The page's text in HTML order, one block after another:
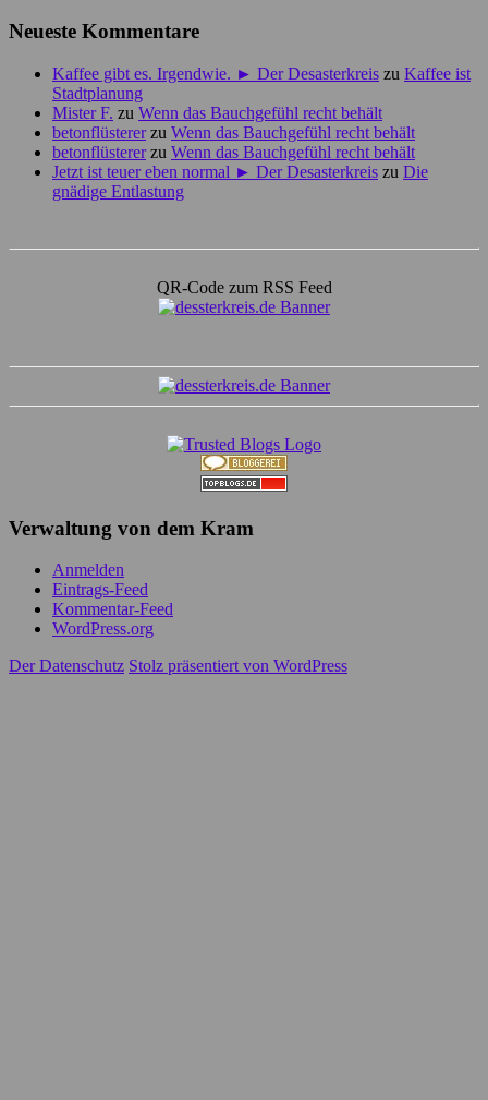
Neueste Kommentare
Kaffee gibt es. Irgendwie. ► Der Desasterkreis zu Kaffee ist
Stadtplanung
Mister F. zu Wenn das Bauchgefühl recht behält
betonflüstererzu Wenn das Bauchgefühl recht behält
betonflüstererzu Wenn das Bauchgefühl recht behält
Jetzt ist teuer eben normal ► Der Desasterkreis zu Die
gnädige Entlastung
QR-Code zum RSS Feed
Verwaltung von dem Kram
Anmelden
Eintrags-Feed
Kommentar-Feed
WordPress.org
Der Datenschutz Stolz präsentiert von WordPress